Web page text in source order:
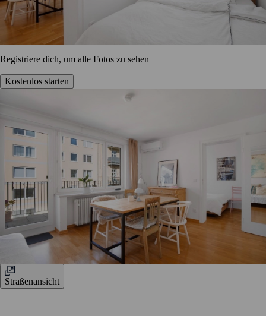
Registriere dich, um alle Fotos zu sehen
Kostenlos starten
Straßenansicht